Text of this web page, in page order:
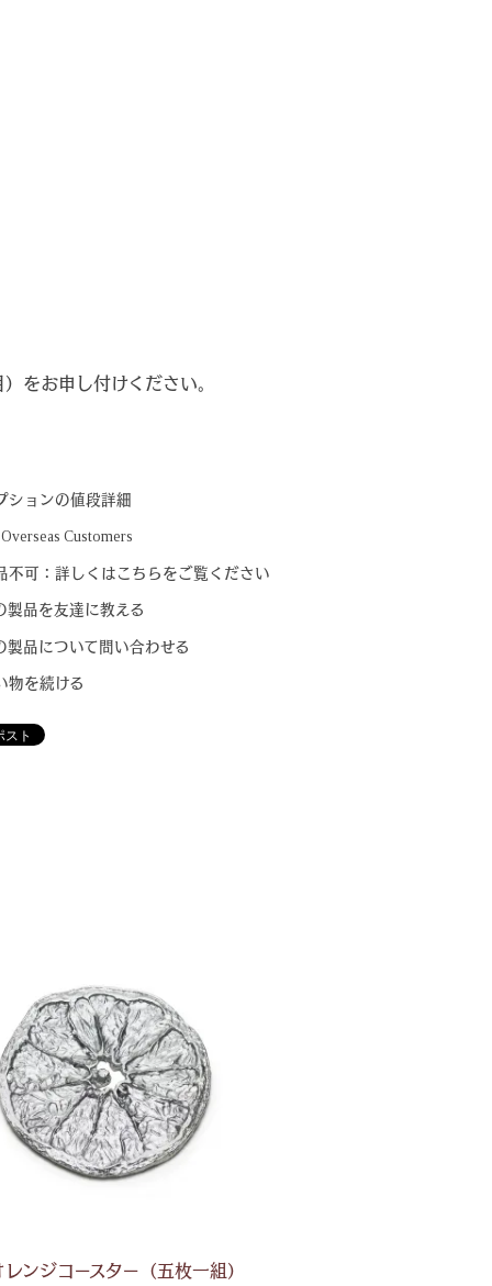
をお申し付けください。
ションの値段詳細
Customers
不可：詳しくはこちらをご覧ください
製品を友達に教える
製品について問い合わせる
物を続ける
レンジコースター（五枚一組）